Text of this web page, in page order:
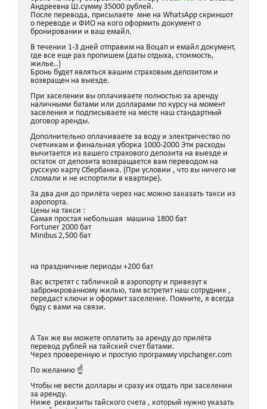
Андреевна Ш.сумму 35000 рублей.
После перевода, присылаете мне на WhatsApp скриншот
о переводе и ФИО на кого оформить документ о
бронировании и ваш емайл.
В течении 1-3 дней отправим на Воцап и емайл документ,
где все еще раз пропишем (даты отдыха, стоимость,
жилье..)
Бронь будет являться вашим страховым депозитом и
возвращен на выезде.
При заселении вы оплачиваете полностью за аренду
наличными батами или долларами по курсу на момент
заселения и подписываете на месте наш стандартный
договор аренды.
Дополнительно оплачиваете за воду и электричество по
счетчикам и финальная уборка 1000-2000 Эти расходы
вычитается из вашего страхового депозита на выезде и
остаток от депозита возвращается вам переводом на
русскую карту Сбербанка. (При условии , что вы ничего не
сломали и не испортили в квартире).
За два дня до прилёта через нас можно заказать такси из
аэропорта.
Цены на такси :
Самая простая небольшая машина 1800 бат
Fortuner 2000 бат
Minibus 2,500 бат
на праздничные периоды +200 бат
Вас встретят с табличкой в аэропорту и привезут к
забронированному жилью, там встретит наш сотрудник ,
передаст ключи и оформит заселение. Помните, я всегда
буду с вами на связи.
А Так же вы можете оплатить за аренду до прилёта
перевод рублей на тайский счет батами.
Через проверенную и простую программу vipchanger.com
По желанию ☝️
Чтобы не вести доллары и сразу их отдать при заселении
за аренду.
Ниже реквизиты тайского счета , который нужно указать